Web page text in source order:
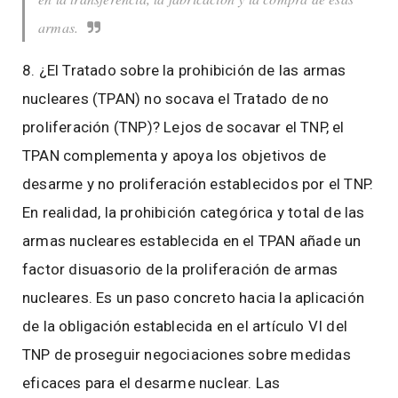
armas.
8. ¿El Tratado sobre la prohibición de las armas
nucleares (TPAN) no socava el Tratado de no
proliferación (TNP)? Lejos de socavar el TNP, el
TPAN complementa y apoya los objetivos de
desarme y no proliferación establecidos por el TNP.
En realidad, la prohibición categórica y total de las
armas nucleares establecida en el TPAN añade un
factor disuasorio de la proliferación de armas
nucleares. Es un paso concreto hacia la aplicación
de la obligación establecida en el artículo VI del
TNP de proseguir negociaciones sobre medidas
eficaces para el desarme nuclear. Las